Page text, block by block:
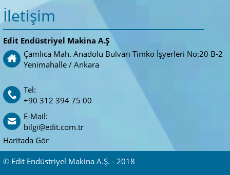
İletişim
Edit Endüstriyel Makina A.Ş
Çamlıca Mah. Anadolu Bulvarı Timko İşyerleri No:20 B-2
Yenimahalle / Ankara
Tel:
+90 312 394 75 00
E-Mail:
bilgi@edit.com.tr
Haritada Gör
© Edit Endüstriyel Makina A.Ş. - 2018